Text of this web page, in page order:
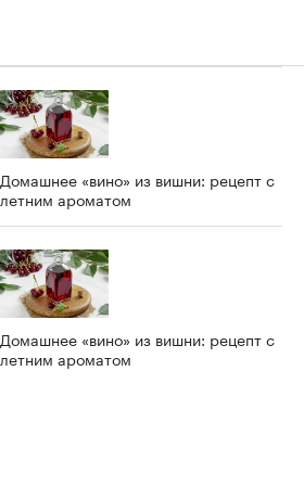
Домашнее «вино» из вишни: рецепт с
летним ароматом
Домашнее «вино» из вишни: рецепт с
летним ароматом